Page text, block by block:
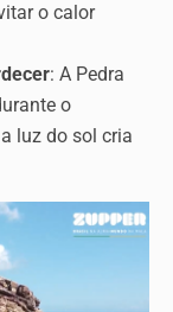
o calor
: A Pedra
o
luz do sol cria